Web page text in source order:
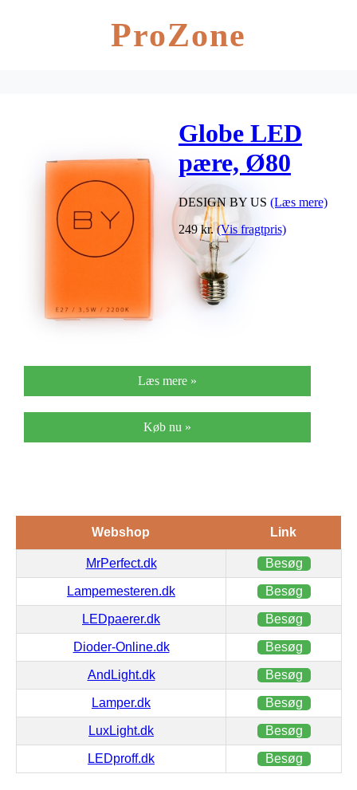
ProZone
Globe LED
pære, Ø80
DESIGN BY US (Læs mere)
249 kr. (Vis fragtpris)
Læs mere »
Køb nu »
Webshop Link
MrPerfect.dk Besøg
Lampemesteren.dk Besøg
LEDpaerer.dk Besøg
Dioder-Online.dk Besøg
AndLight.dk Besøg
Lamper.dk Besøg
LuxLight.dk Besøg
LEDproff.dk Besøg